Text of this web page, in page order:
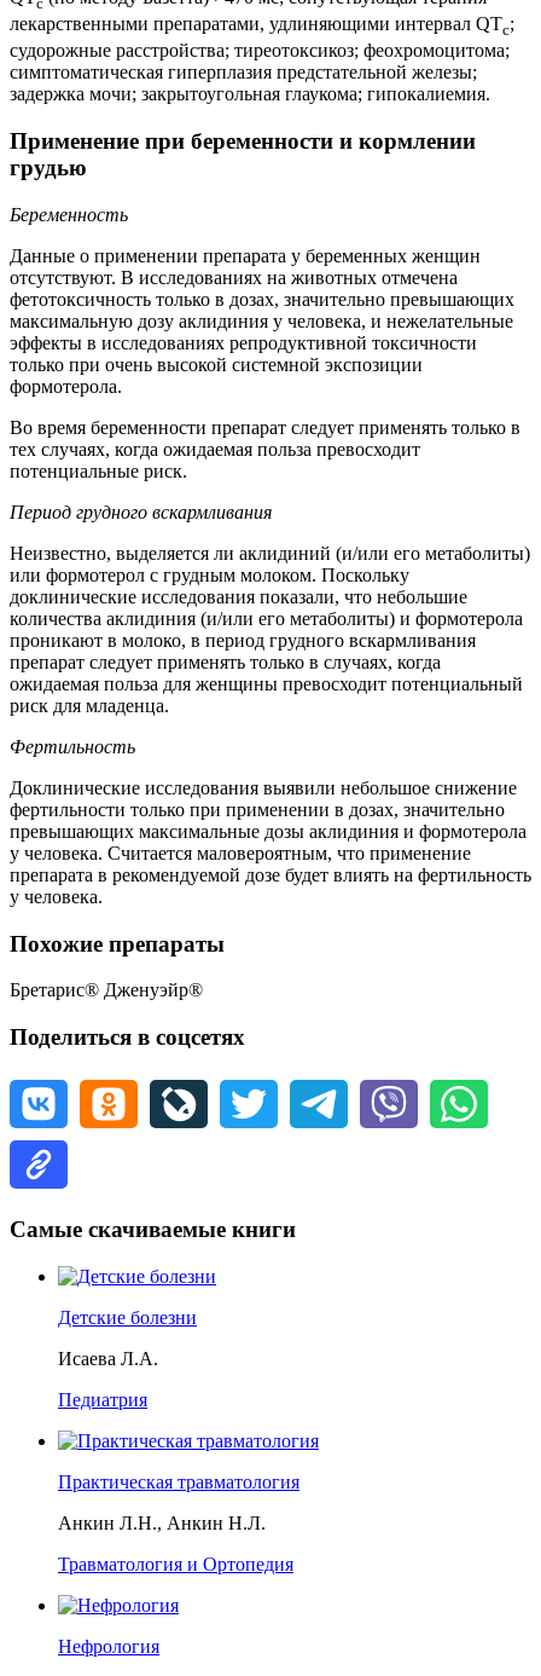
лекарственными препаратами, удлиняющими интервал QTc;
судорожные расстройства; тиреотоксикоз; феохромоцитома;
симптоматическая гиперплазия предстательной железы;
задержка мочи; закрытоугольная глаукома; гипокалиемия.
Применение при беременности и кормлении
грудью
Беременность
Данные о применении препарата у беременных женщин
отсутствуют. В исследованиях на животных отмечена
фетотоксичность только в дозах, значительно превышающих
максимальную дозу аклидиния у человека, и нежелательные
эффекты в исследованиях репродуктивной токсичности
только при очень высокой системной экспозиции
формотерола.
Во время беременности препарат следует применять только в
тех случаях, когда ожидаемая польза превосходит
потенциальные риск.
Период грудного вскармливания
Неизвестно, выделяется ли аклидиний (и/или его метаболиты)
или формотерол с грудным молоком. Поскольку
доклинические исследования показали, что небольшие
количества аклидиния (и/или его метаболиты) и формотерола
проникают в молоко, в период грудного вскармливания
препарат следует применять только в случаях, когда
ожидаемая польза для женщины превосходит потенциальный
риск для младенца.
Фертильность
Доклинические исследования выявили небольшое снижение
фертильности только при применении в дозах, значительно
превышающих максимальные дозы аклидиния и формотерола
у человека. Считается маловероятным, что применение
препарата в рекомендуемой дозе будет влиять на фертильность
у человека.
Похожие препараты
Бретарис® Дженуэйр®
Поделиться в соцсетях
Самые скачиваемые книги
Детские болезни
Исаева Л.А.
Педиатрия
Практическая травматология
Анкин Л.Н., Анкин Н.Л.
Травматология и Ортопедия
Нефрология